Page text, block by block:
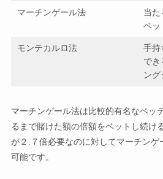
マーチンゲール法
当た
ベッ
モンテカルロ法
手持
でき
ング
マーチンゲール法は比較的有名なベッ
るまで賭けた額の倍額をベットし続け
が２.７倍必要なのに対してマーチンゲ
可能です。